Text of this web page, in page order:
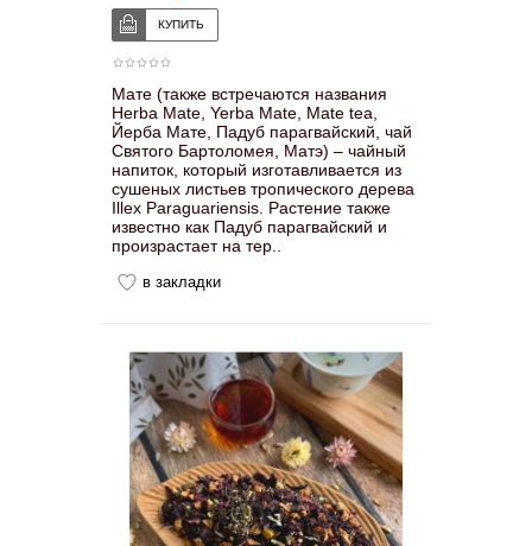
Мате (также встречаются названия
Herba Mate, Yerba Mate, Mate tea,
Йерба Мате, Падуб парагвайский, чай
Святого Бартоломея, Матэ) – чайный
напиток, который изготавливается из
сушеных листьев тропического дерева
Illex Paraguariensis. Растение также
известно как Падуб парагвайский и
произрастает на тер..
в закладки